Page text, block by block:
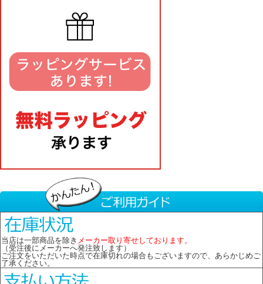
当店は一部商品を除き メーカー取り寄せしております。
（受注後にメーカーへ発注致します）
ご注文をいただいた時点で在庫切れの場合もございますので、あらかじめご
了承ください。